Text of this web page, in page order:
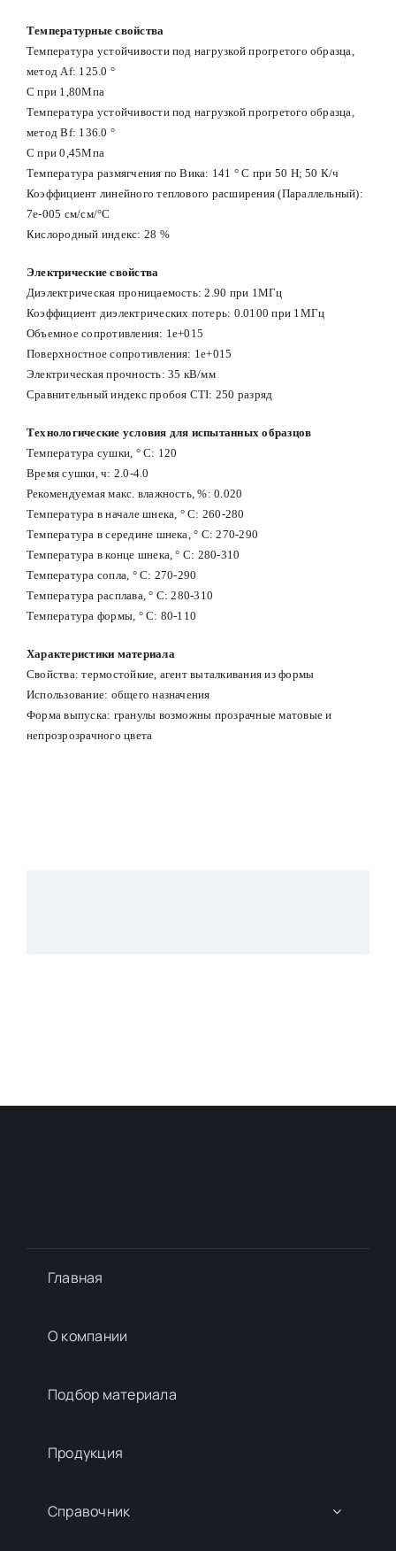
Температурные свойства
Температура устойчивости под нагрузкой прогретого образца,
метод Af: 125.0 °
С при 1,80Мпа
Температура устойчивости под нагрузкой прогретого образца,
метод Вf: 136.0 °
С при 0,45Мпа
Температура размягчения по Вика: 141 ° С при 50 Н; 50 К/ч
Коэффициент линейного теплового расширения (Параллельный):
7e-005 см/см/°С
Кислородный индекс: 28 %
Электрические свойства
Диэлектрическая проницаемость: 2.90 при 1МГц
Коэффициент диэлектрических потерь: 0.0100 при 1МГц
Объемное сопротивления: 1e+015
Поверхностное сопротивления: 1e+015
Электрическая прочность: 35 кВ/мм
Сравнительный индекс пробоя CTI: 250 разряд
Технологические условия для испытанных образцов
Температура сушки, ° С: 120
Время сушки, ч: 2.0-4.0
Рекомендуемая макс. влажность, %: 0.020
Температура в начале шнека, ° С: 260-280
Температура в середине шнека, ° С: 270-290
Температура в конце шнека, ° С: 280-310
Температура сопла, ° С: 270-290
Температура расплава, ° С: 280-310
Температура формы, ° С: 80-110
Характеристики материала
Свойства:термостойкие, агент выталкивания из формы
Использование: общего назначения
Форма выпуска: гранулы возможны прозрачные матовые и
непрозрозрачного цвета
Главная
О компании
Подбор материалa
Продукция
Справочник